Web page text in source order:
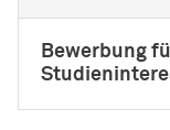
Bewerbung